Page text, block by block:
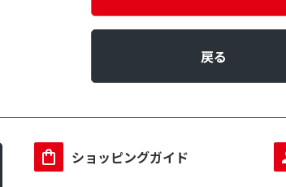
戻る
ショッピングガイド